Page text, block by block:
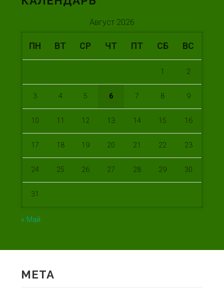
Август 2026
ПН ВТ СР ЧТ ПТ СБ ВС
1 2
3 4 5 6 7 8 9
10 11 12 13 14 15 16
17 18 19 20 21 22 23
24 25 26 27 28 29 30
31
« Май
МЕТА